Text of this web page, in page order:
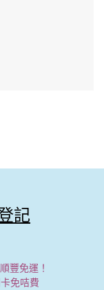
記
豐免運！
免咭費